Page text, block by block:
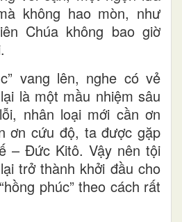
không hao mòn, như
Chúa không bao giờ
vang lên, nghe có vẻ
là một mầu nhiệm sâu
nhân loại mới cần ơn
ơn cứu độ, ta được gặp
– Đức Kitô. Vậy nên tội
trở thành khởi đầu cho
phúc” theo cách rất